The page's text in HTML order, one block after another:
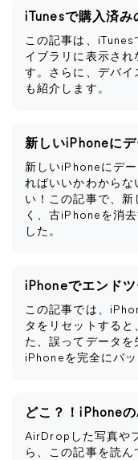
この記事は、
イブラリに表示され
す。さらに、デバイ
も紹介します。
新しいiPhoneにデ
ればいいかわからな
い！この記事で、
く、古iPhoneを消
した。
この記事では、
タをリセットすると
た、誤ってデータを
iPhoneを完全にバ
どこ？！iPhone
AirDropした写真や
ら、この記事を読